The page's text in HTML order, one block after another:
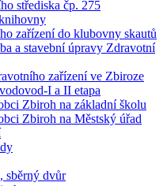
střediska čp. 275
zařízení do klubovny skautů
a stavební úpravy Zdravotní
zařízení ve Zbiroze
I a II etapa
Zbiroh na základní školu
Zbiroh na Městský úřad
sběrný dvůr